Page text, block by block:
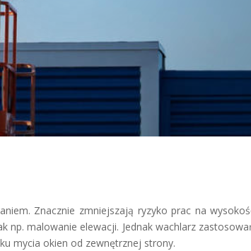
Znacznie zmniejszają ryzyko prac na
malowanie elewacji. Jednak wachlarz
mycia okien od zewnętrznej strony.